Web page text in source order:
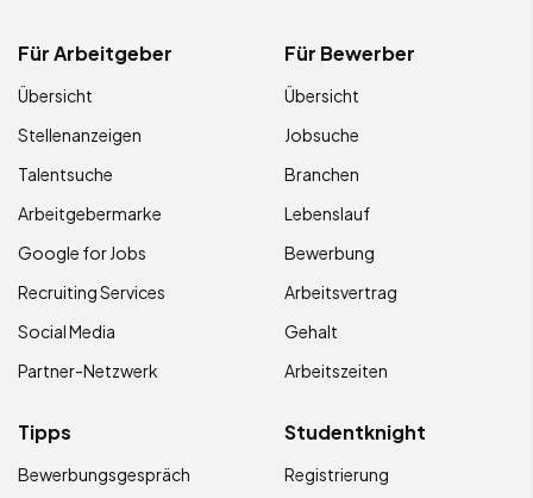
Für Arbeitgeber
Übersicht
Stellenanzeigen
Talentsuche
Arbeitgebermarke
Google for Jobs
Recruiting Services
Social Media
Partner-Netzwerk
Für Bewerber
Übersicht
Jobsuche
Branchen
Lebenslauf
Bewerbung
Arbeitsvertrag
Gehalt
Arbeitszeiten
Tipps
Bewerbungsgespräch
Studentknight
Registrierung